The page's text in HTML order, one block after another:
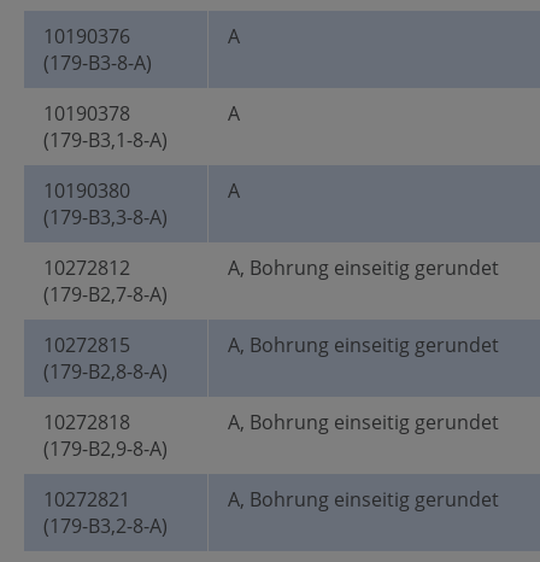
10190376
(179-B3-8-A)
A
10190378
(179-B3,1-8-A)
A
10190380
(179-B3,3-8-A)
A
10272812
(179-B2,7-8-A)
A, Bohrung einseitig gerundet
10272815
(179-B2,8-8-A)
A, Bohrung einseitig gerundet
10272818
(179-B2,9-8-A)
A, Bohrung einseitig gerundet
10272821
(179-B3,2-8-A)
A, Bohrung einseitig gerundet